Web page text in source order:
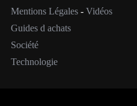
Mentions Légales- Vidéos
Guides d achats
Société
Technologie